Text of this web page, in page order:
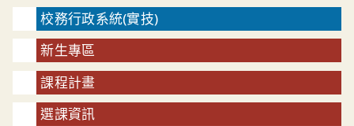
校務行政系統(實技)
新生專區
課程計畫
選課資訊